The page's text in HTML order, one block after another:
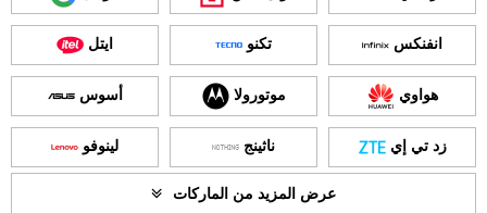
انفنكس تكنو ايتل
هواوي موتورولا أسوس
زد تي إي ناثينج لينوفو
عرض المزيد من الماركات